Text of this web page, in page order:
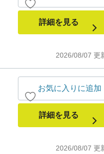
2026/08/07 更
詳細を見る
2026/08/07 更
お気に入りに追加
詳細を見る